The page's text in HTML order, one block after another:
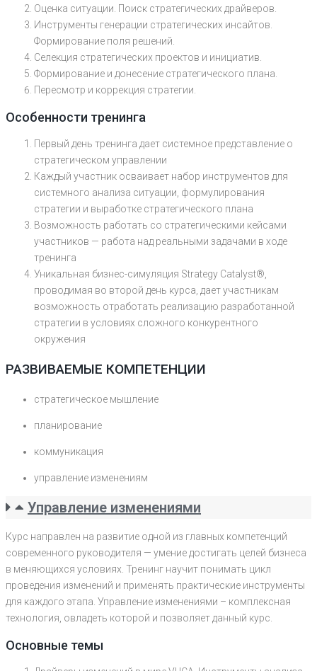
Оценка ситуации. Поиск стратегических драйверов.
Инструменты генерации стратегических инсайтов.
Формирование поля решений.
Селекция стратегических проектов и инициатив.
Формирование и донесение стратегического плана.
Пересмотр и коррекция стратегии.
Особенности тренинга
Первый день тренинга дает системное представление о
стратегическом управлении
Каждый участник осваивает набор инструментов для
системного анализа ситуации, формулирования
стратегии и выработке стратегического плана
Возможность работать со стратегическими кейсами
участников — работа над реальными задачами в ходе
тренинга
Уникальная бизнес-симуляция Strategy Catalyst®,
проводимая во второй день курса, дает участникам
возможность отработать реализацию разработанной
стратегии в условиях сложного конкурентного
окружения
РАЗВИВАЕМЫЕ КОМПЕТЕНЦИИ
стратегическое мышление
планирование
коммуникация
управление изменениям
Управление изменениями
Курс направлен на развитие одной из главных компетенций
современного руководителя — умение достигать целей бизнеса
в меняющихся условиях. Тренинг научит понимать цикл
проведения изменений и применять практические инструменты
для каждого этапа. Управление изменениями – комплексная
технология, овладеть которой и позволяет данный курс.
Основные темы